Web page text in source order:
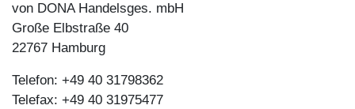
von DONA Handelsges. mbH
Große Elbstraße 40
22767 Hamburg
Telefon: +49 40 31798362
Telefax: +49 40 31975477